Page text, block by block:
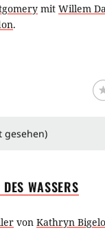
mit Willem
.
gesehen)
WASSERS
von Kathryn